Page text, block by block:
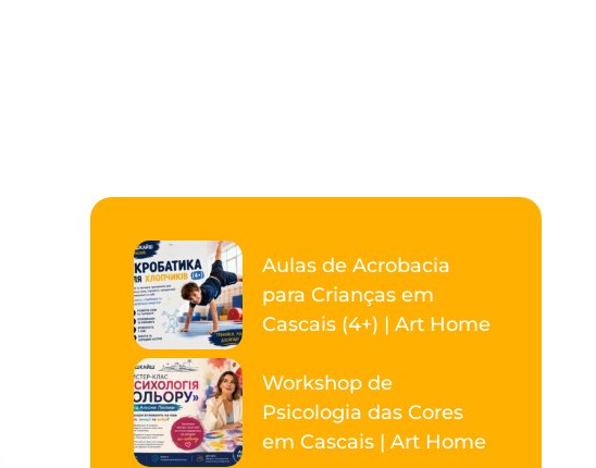
Aulas de Acrobacia
para Crianças em
Cascais (4+) | Art Home
Workshop de
Psicologia das Cores
em Cascais | Art Home